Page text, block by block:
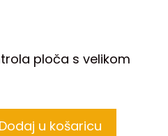
ploča s velikom
Dodaj u košaricu